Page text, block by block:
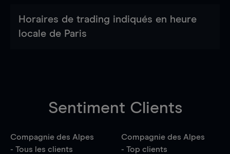
Horaires de trading indiqués en heure
locale de Paris
Sentiment Clients
Compagnie des Alpes
- Tous les clients
Compagnie des Alpes
- Top clients